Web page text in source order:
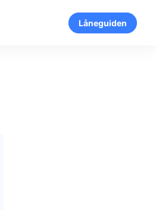
Låneguiden